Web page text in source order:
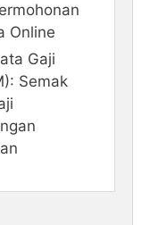
Online
Gaji
Semak